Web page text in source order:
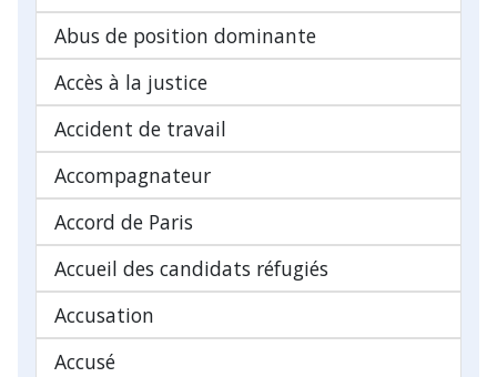
Abus de position dominante
Accès à la justice
Accident de travail
Accompagnateur
Accord de Paris
Accueil des candidats réfugiés
Accusation
Accusé